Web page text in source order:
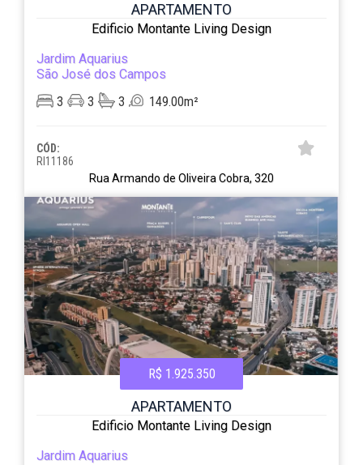
APARTAMENTO
Edificio Montante Living Design
Jardim Aquarius
São José dos Campos
3
3 3 149.00m²
CÓD:
RI11186
Rua Armando de Oliveira Cobra, 320
R$ 1.925.350
APARTAMENTO
Edificio Montante Living Design
Jardim Aquarius